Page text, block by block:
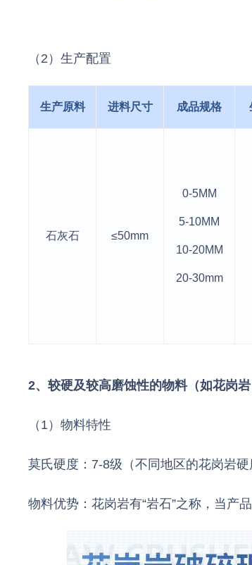
（2）生产配置
生产原料 进料尺寸 成品规格
石灰石 ≤50mm
0-5MM
5-10MM
10-20MM
20-30mm
2、较硬及较高磨蚀性的物料（如花岗
（1）物料特性
莫氏硬度：7-8级（不同地区的花岗岩硬
物料优势：花岗岩有“岩石”之称，当产